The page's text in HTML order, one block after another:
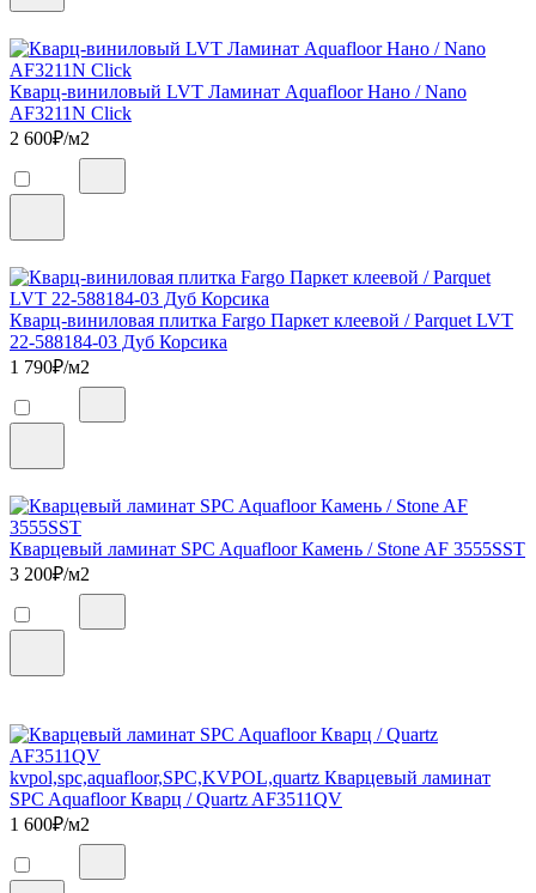
Кварц-виниловый LVT Ламинат Aquafloor Нано / Nano
AF3211N Click
2 600₽/м2
Кварц-виниловая плитка Fargo Паркет клеевой / Parquet LVT
22-588184-03 Дуб Корсика
1 790₽/м2
Кварцевый ламинат SPC Aquafloor Камень / Stone AF 3555SST
3 200₽/м2
kvpol,spc,aquafloor,SPC,KVPOL,quartz Кварцевый ламинат
SPC Aquafloor Кварц / Quartz AF3511QV
1 600₽/м2